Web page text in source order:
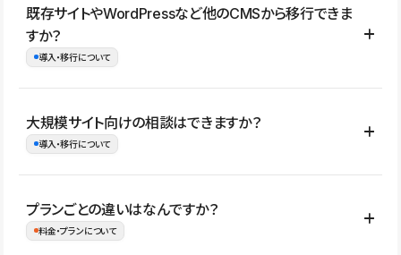
コーポレートサイト、サービスサイト、LP、採用サイト、ブロ
グ・メディア、イベントサイト、店舗・商品紹介サイト、ポートフ
ォリオなど幅広く制作できます。
既存サイトやWordPressなど他のCMSから移行できま
すか？
導入・移行について
はい。既存サイトの構成やコンテンツ、URLを整理したうえで、
Studio上に再構築する形で移行できます。 WordPressの場合は、
イト全体のデザインや設定がそのまま移行されるわけではないた
め、移行後にページ構成やデザイン、CMS設計、URL・リダイレク
大規模サイト向けの相談はできますか？
導入・移行について
はい。アクセス規模が大きいサイトや、複数部門での運用、権限管
理、セキュリティ確認、既存システムとの連携など、個別の要件が
プランごとの違いはなんですか？
料金・プランについて